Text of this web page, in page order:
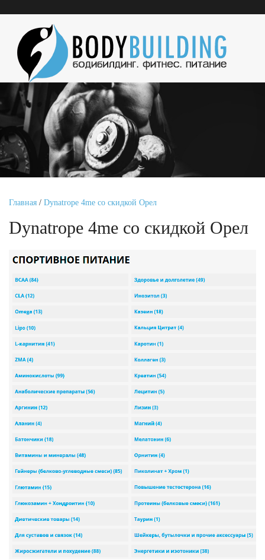
Главная / Dynatrope 4me со скидкой Орел
Dynatrope 4me со скидкой Орел